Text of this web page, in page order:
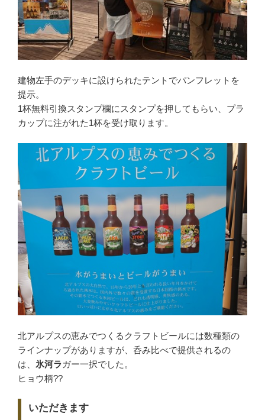
建物左手のデッキに設けられたテントでパンフレットを
提示。
1杯無料引換スタンプ欄にスタンプを押してもらい、プラ
カップに注がれた1杯を受け取ります。
北アルプスの恵みでつくるクラフトビールには数種類の
ラインナップがありますが、呑み比べで提供されるの
は、 氷河ラガー一択でした。
ヒョウ柄??
いただきます